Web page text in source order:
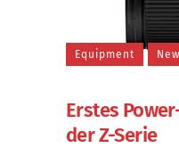
Equipment
Erstes
der Z-Serie